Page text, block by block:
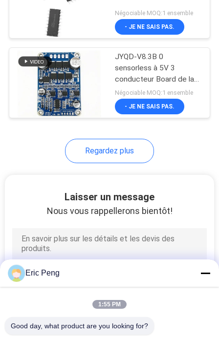
Négociable MOQ:1 ensemble
- JE NE SAIS PAS.
JYQD-V8.3B 0
sensorless à 5V 3
conducteur Board de la
phase 150w BLDC
Négociable MOQ:1 ensemble
- JE NE SAIS PAS.
Regardez plus
Laisser un message
Nous vous rappellerons bientôt!
Eric Peng
1:55 PM
Good day, what product are you looking for?